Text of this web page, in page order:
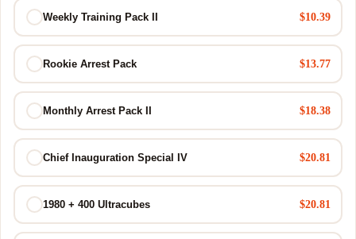
Weekly Training Pack II $10.39
Rookie Arrest Pack $13.77
Monthly Arrest Pack II $18.38
Chief Inauguration Special IV $20.81
1980 + 400 Ultracubes $20.81